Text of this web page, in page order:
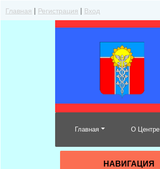
Главная | Регистрация | Вход
Главная О Центре
НАВИГАЦИЯ